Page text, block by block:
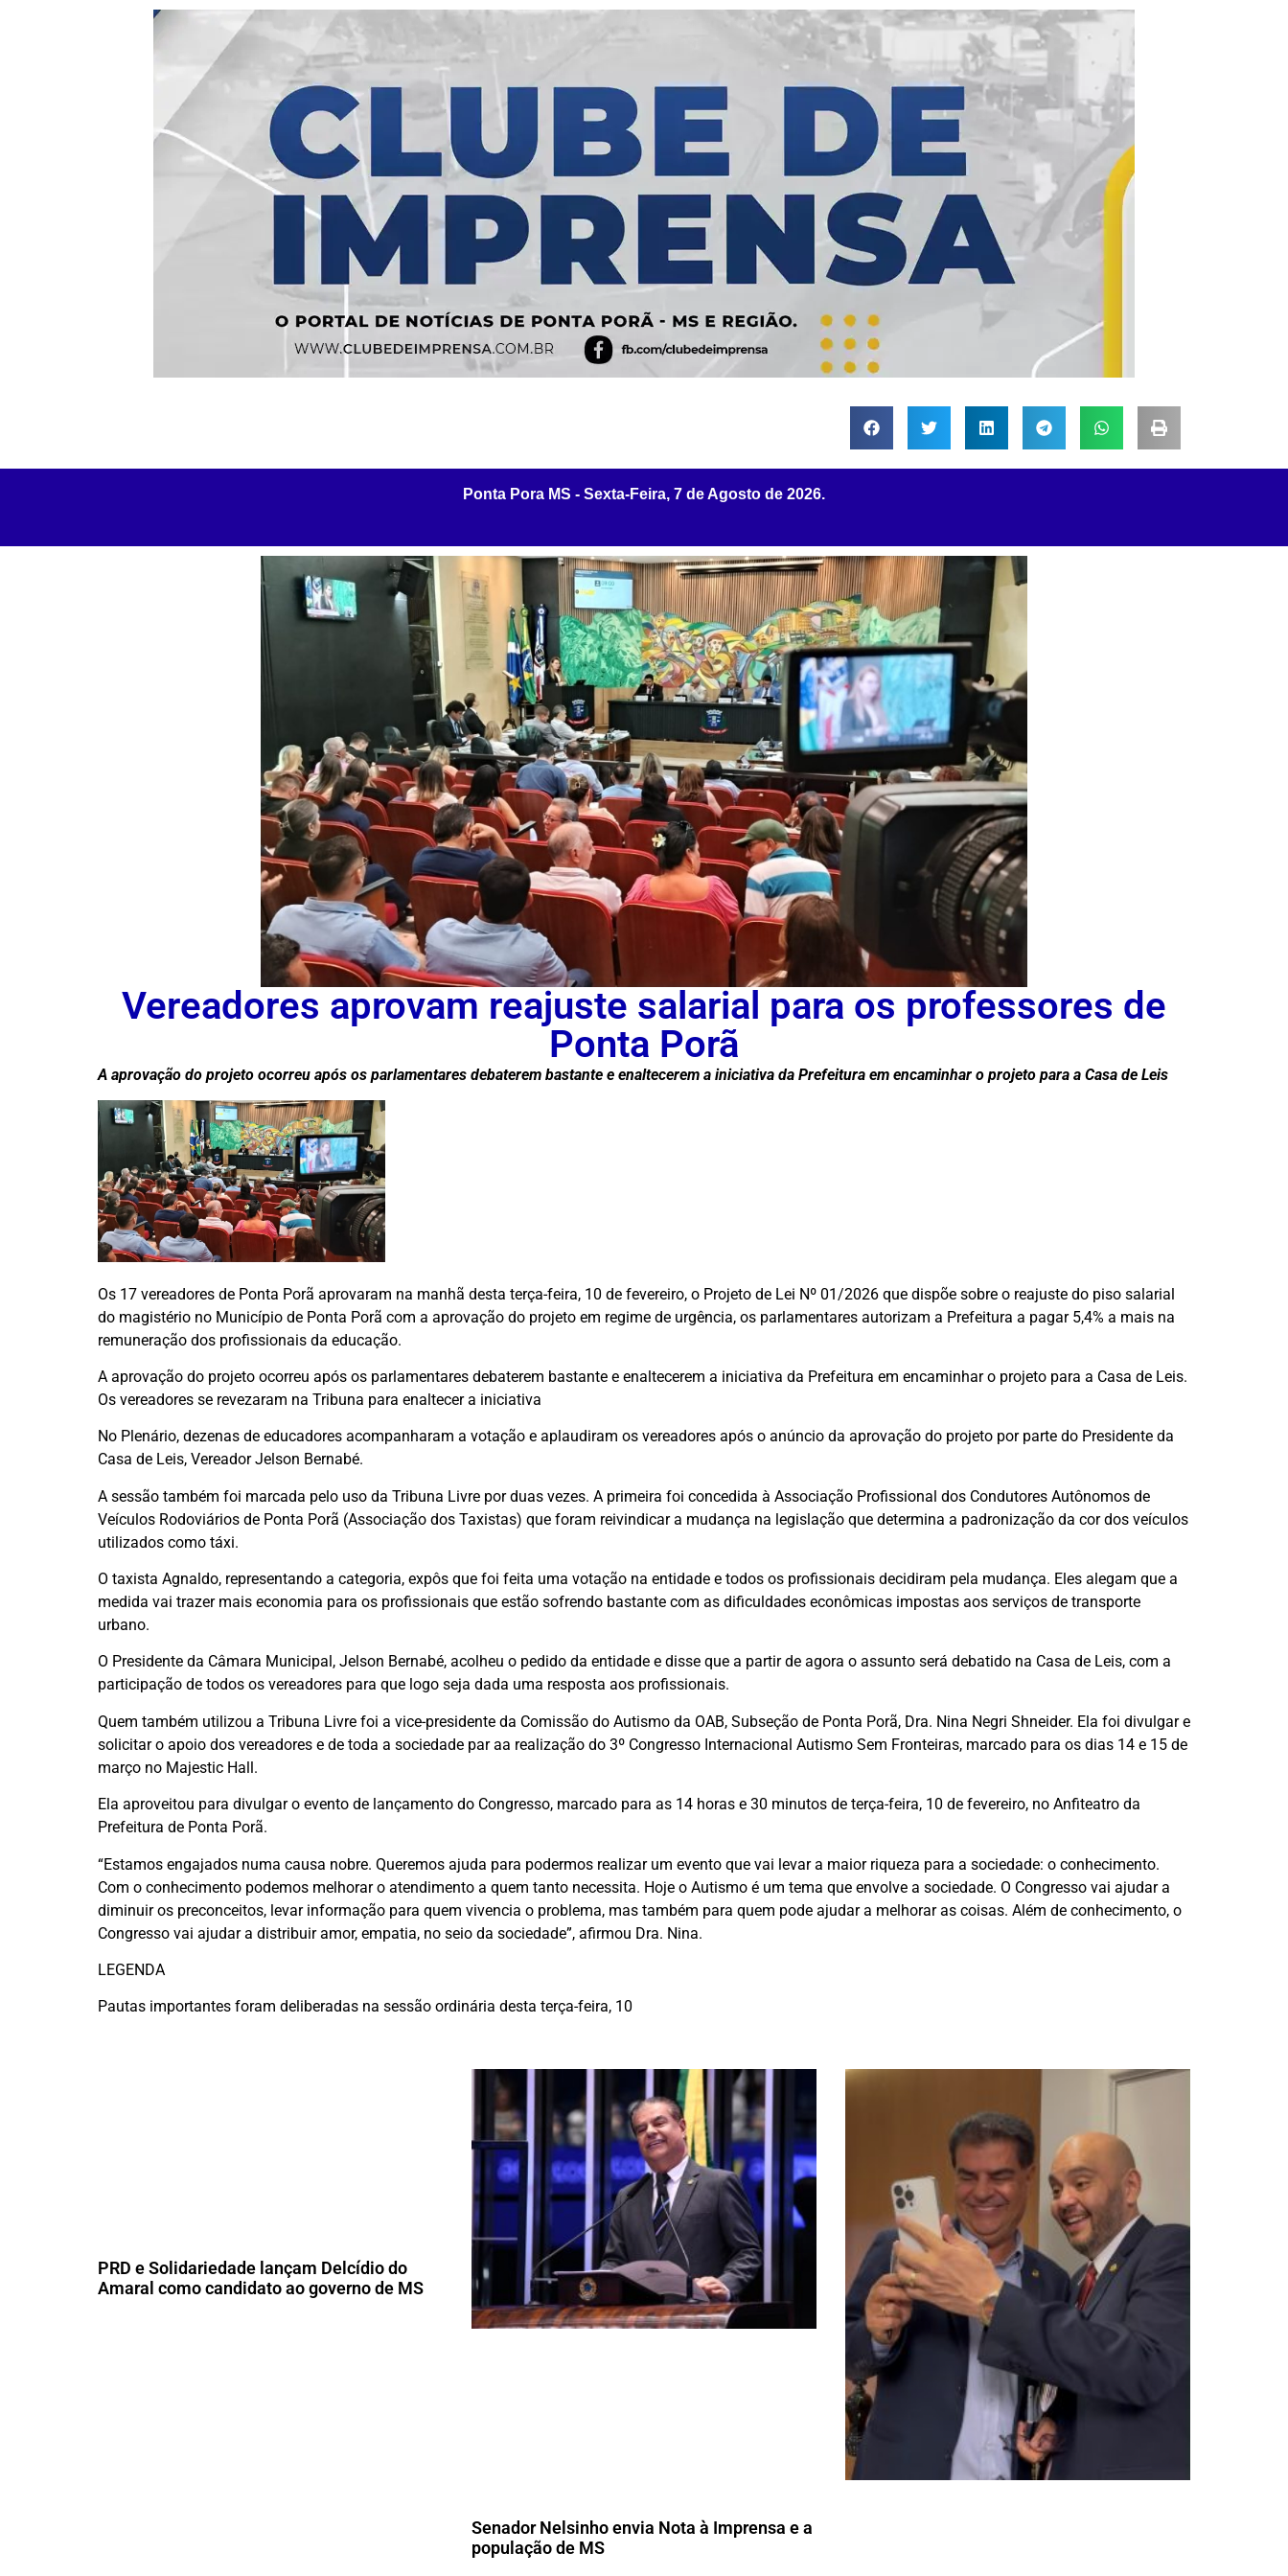
Vereadores aprovam reajuste salarial para os professores de
Ponta Porã
A aprovação do projeto ocorreu após os parlamentares debaterem bastante e enaltecerem a iniciativa da Prefeitura em encaminhar o projeto para a Casa de Leis
Os 17 vereadores de Ponta Porã aprovaram na manhã desta terça-feira, 10 de fevereiro, o Projeto de Lei Nº 01/2026 que dispõe sobre o reajuste do piso salarial
do magistério no Município de Ponta Porã com a aprovação do projeto em regime de urgência, os parlamentares autorizam a Prefeitura a pagar 5,4% a mais na
remuneração dos profissionais da educação.
A aprovação do projeto ocorreu após os parlamentares debaterem bastante e enaltecerem a iniciativa da Prefeitura em encaminhar o projeto para a Casa de Leis.
Os vereadores se revezaram na Tribuna para enaltecer a iniciativa
No Plenário, dezenas de educadores acompanharam a votação e aplaudiram os vereadores após o anúncio da aprovação do projeto por parte do Presidente da
Casa de Leis, Vereador Jelson Bernabé.
A sessão também foi marcada pelo uso da Tribuna Livre por duas vezes. A primeira foi concedida à Associação Profissional dos Condutores Autônomos de
Veículos Rodoviários de Ponta Porã (Associação dos Taxistas) que foram reivindicar a mudança na legislação que determina a padronização da cor dos veículos
utilizados como táxi.
O taxista Agnaldo, representando a categoria, expôs que foi feita uma votação na entidade e todos os profissionais decidiram pela mudança. Eles alegam que a
medida vai trazer mais economia para os profissionais que estão sofrendo bastante com as dificuldades econômicas impostas aos serviços de transporte
urbano.
O Presidente da Câmara Municipal, Jelson Bernabé, acolheu o pedido da entidade e disse que a partir de agora o assunto será debatido na Casa de Leis, com a
participação de todos os vereadores para que logo seja dada uma resposta aos profissionais.
Quem também utilizou a Tribuna Livre foi a vice-presidente da Comissão do Autismo da OAB, Subseção de Ponta Porã, Dra. Nina Negri Shneider. Ela foi divulgar e
solicitar o apoio dos vereadores e de toda a sociedade par aa realização do 3º Congresso Internacional Autismo Sem Fronteiras, marcado para os dias 14 e 15 de
março no Majestic Hall.
Ela aproveitou para divulgar o evento de lançamento do Congresso, marcado para as 14 horas e 30 minutos de terça-feira, 10 de fevereiro, no Anfiteatro da
Prefeitura de Ponta Porã.
“Estamos engajados numa causa nobre. Queremos ajuda para podermos realizar um evento que vai levar a maior riqueza para a sociedade: o conhecimento.
Com o conhecimento podemos melhorar o atendimento a quem tanto necessita. Hoje o Autismo é um tema que envolve a sociedade. O Congresso vai ajudar a
diminuir os preconceitos, levar informação para quem vivencia o problema, mas também para quem pode ajudar a melhorar as coisas. Além de conhecimento, o
Congresso vai ajudar a distribuir amor, empatia, no seio da sociedade”, afirmou Dra. Nina.
LEGENDA
Pautas importantes foram deliberadas na sessão ordinária desta terça-feira, 10
PRD e Solidariedade lançam Delcídio do
Amaral como candidato ao governo de MS
Senador Nelsinho envia Nota à Imprensa e a
população de MS